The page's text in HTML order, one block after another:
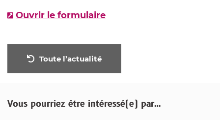
Ouvrir le formulaire
Toute l’actualité
Vous pourriez être intéressé(e) par…